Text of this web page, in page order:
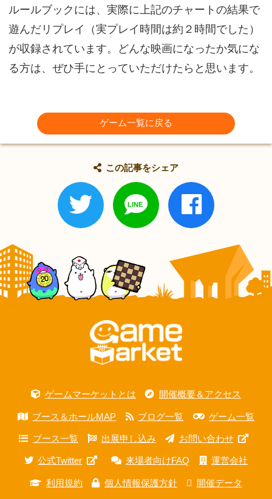
ルールブックには、実際に上記のチャートの結果で
遊んだリプレイ（実プレイ時間は約２時間でした）
が収録されています。どんな映画になったか気にな
る方は、ぜひ手にとっていただけたらと思います。
ゲーム一覧に戻る
この記事をシェア
ゲームマーケットとは 開催概要＆アクセス
ブース＆ホールMAP ブログ一覧 ゲーム一覧
ブース一覧 出展申し込み お問い合わせ
公式Twitter 来場者向けFAQ 運営会社
利用規約 個人情報保護方針 開催データ